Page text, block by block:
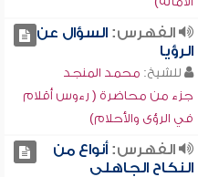
الفهرس:السؤال عن
الرؤيا
للشيخ: محمد المنجد
جزء من محاضرة ( رءوس أقلام
في الرؤى والأحلام)
الفهرس:أنواع من
النكاح الجاهلي